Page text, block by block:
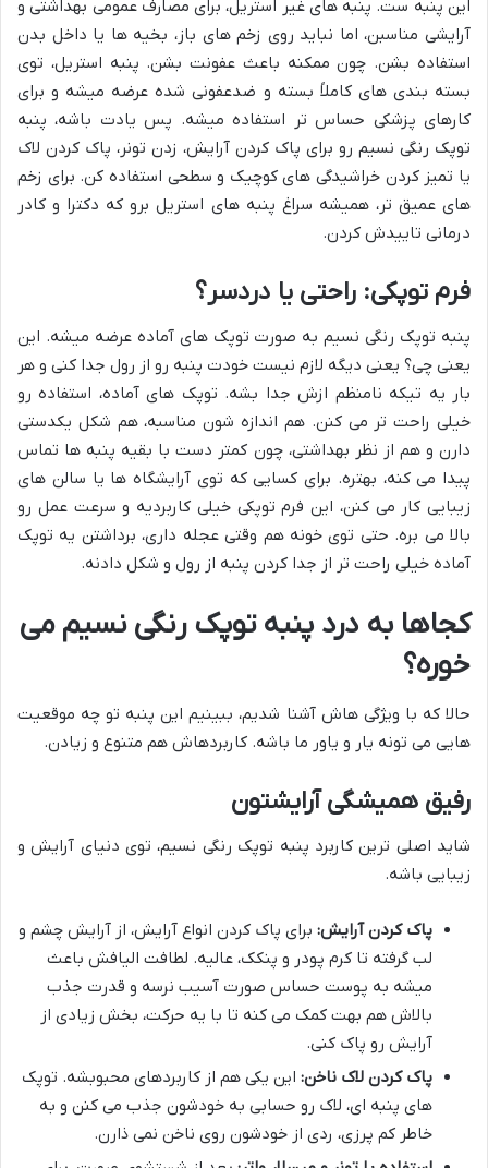
این پنبه ست. پنبه های غیر استریل، برای مصارف عمومی بهداشتی و
آرایشی مناسبن، اما نباید روی زخم های باز، بخیه ها یا داخل بدن
استفاده بشن. چون ممکنه باعث عفونت بشن. پنبه استریل، توی
بسته بندی های کاملاً بسته و ضدعفونی شده عرضه میشه و برای
کارهای پزشکی حساس تر استفاده میشه. پس یادت باشه، پنبه
توپک رنگی نسیم رو برای پاک کردن آرایش، زدن تونر، پاک کردن لاک
یا تمیز کردن خراشیدگی های کوچیک و سطحی استفاده کن. برای زخم
های عمیق تر، همیشه سراغ پنبه های استریل برو که دکترا و کادر
درمانی تاییدش کردن.
فرم توپکی: راحتی یا دردسر؟
پنبه توپک رنگی نسیم به صورت توپک های آماده عرضه میشه. این
یعنی چی؟ یعنی دیگه لازم نیست خودت پنبه رو از رول جدا کنی و هر
بار یه تیکه نامنظم ازش جدا بشه. توپک های آماده، استفاده رو
خیلی راحت تر می کنن. هم اندازه شون مناسبه، هم شکل یکدستی
دارن و هم از نظر بهداشتی، چون کمتر دست با بقیه پنبه ها تماس
پیدا می کنه، بهتره. برای کسایی که توی آرایشگاه ها یا سالن های
زیبایی کار می کنن، این فرم توپکی خیلی کاربردیه و سرعت عمل رو
بالا می بره. حتی توی خونه هم وقتی عجله داری، برداشتن یه توپک
آماده خیلی راحت تر از جدا کردن پنبه از رول و شکل دادنه.
کجاها به درد پنبه توپک رنگی نسیم می
خوره؟
حالا که با ویژگی هاش آشنا شدیم، ببینیم این پنبه تو چه موقعیت
هایی می تونه یار و یاور ما باشه. کاربردهاش هم متنوع و زیادن.
رفیق همیشگی آرایشتون
شاید اصلی ترین کاربرد پنبه توپک رنگی نسیم، توی دنیای آرایش و
زیبایی باشه.
پاک کردن آرایش: برای پاک کردن انواع آرایش، از آرایش چشم و
لب گرفته تا کرم پودر و پنکک، عالیه. لطافت الیافش باعث
میشه به پوست حساس صورت آسیب نرسه و قدرت جذب
بالاش هم بهت کمک می کنه تا با یه حرکت، بخش زیادی از
آرایش رو پاک کنی.
پاک کردن لاک ناخن: این یکی هم از کاربردهای محبوبشه. توپک
های پنبه ای، لاک رو حسابی به خودشون جذب می کنن و به
خاطر کم پرزی، ردی از خودشون روی ناخن نمی ذارن.